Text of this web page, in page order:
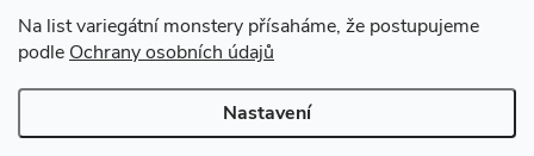
Na list variegátní monstery přísaháme, že postupujeme
podle Ochrany osobních údajů
Nastavení
Gardners Design - Projekt, realizace a údržba zahrad a interiérů
Copyright 2026Gardners-eshop.cz. Všechna práva vyhrazena.Upravit